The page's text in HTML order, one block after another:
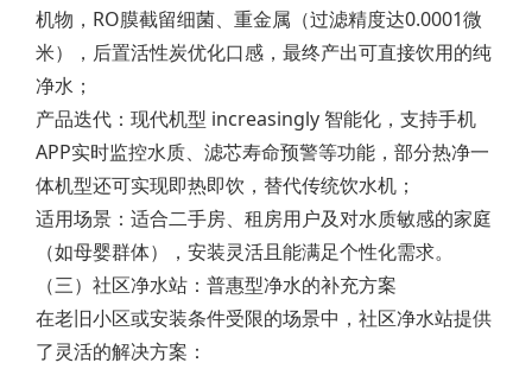
机物，RO膜截留细菌、重金属（过滤精度达0.0001微
米），后置活性炭优化口感，最终产出可直接饮用的纯
净水；
产品迭代：现代机型 increasingly 智能化，支持手机
APP实时监控水质、滤芯寿命预警等功能，部分热净一
体机型还可实现即热即饮，替代传统饮水机；
适用场景：适合二手房、租房用户及对水质敏感的家庭
（如母婴群体），安装灵活且能满足个性化需求。
（三）社区净水站：普惠型净水的补充方案
在老旧小区或安装条件受限的场景中，社区净水站提供
了灵活的解决方案：